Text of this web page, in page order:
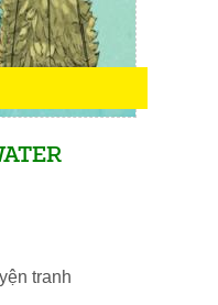
tranh